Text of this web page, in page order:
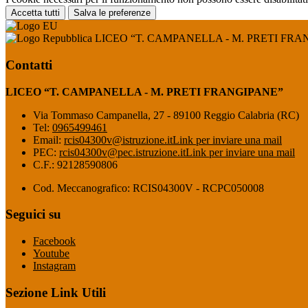
Accetta tutti Salva le preferenze
LICEO “T. CAMPANELLA - M. PRETI
Contatti
LICEO “T. CAMPANELLA - M. PRETI FRANGIPANE”
Via Tommaso Campanella, 27 - 89100 Reggio Calabria (RC)
Tel: 0965499461
Email: rcis04300v@istruzione.itLink per inviare una mail
PEC: rcis04300v@pec.istruzione.itLink per inviare una mail
C.F.: 92128590806
Cod. Meccanografico: RCIS04300V - RCPC050008
Seguici su
Facebook
Youtube
Instagram
Sezione Link Utili